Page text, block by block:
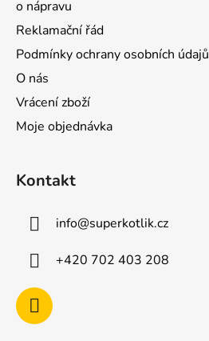
o nápravu
Reklamační řád
Podmínky ochrany osobních údajů
O nás
Vrácení zboží
Moje objednávka
Kontakt
info@superkotlik.cz
+420 702 403 208